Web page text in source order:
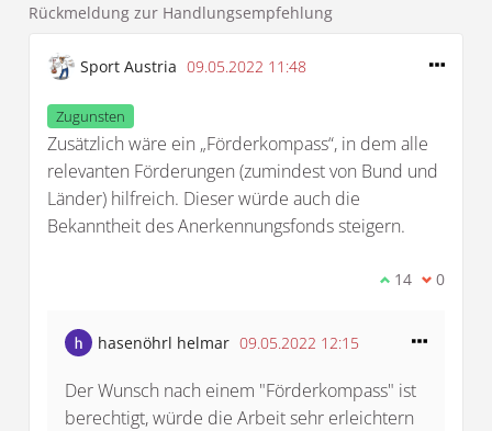
Rückmeldung zur Handlungsempfehlung
Sport Austria 09.05.2022 11:48
Zugunsten
Zusätzlich wäre ein „Förderkompass“, in dem alle
relevanten Förderungen (zumindest von Bund und
Länder) hilfreich. Dieser würde auch die
Bekanntheit des Anerkennungsfonds steigern.
Ich stimme
14 Ich bin
0
hasenöhrl helmar 09.05.2022 12:15
Der Wunsch nach einem "Förderkompass" ist
berechtigt, würde die Arbeit sehr erleichtern